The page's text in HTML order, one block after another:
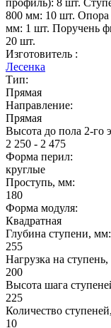
800 мм: 10 шт. Опора
мм: 1 шт. Поручень
20 шт.
Изготовитель :
Лесенка
Тип:
Прямая
Направление:
Прямая
Высота до пола 2-го
2 250 - 2 475
Форма перил:
круглые
Проступь, мм:
180
Форма модуля:
Квадратная
Глубина ступени, мм:
255
Нагрузка на ступень,
200
Высота шага
225
Количество
10